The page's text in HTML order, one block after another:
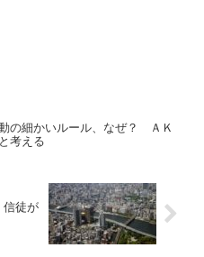
の細かいルール、なぜ？ ＡＫ
考える
徒が